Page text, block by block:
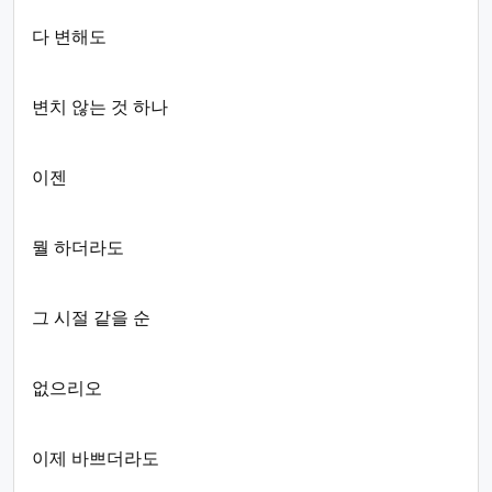
다 변해도
변치 않는 것 하나
이젠
뭘 하더라도
그 시절 같을 순
없으리오
이제 바쁘더라도